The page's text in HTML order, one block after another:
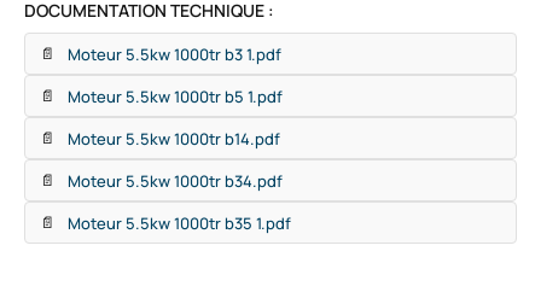
DOCUMENTATION TECHNIQUE :
📄 Moteur 5.5kw 1000tr b3 1.pdf
📄 Moteur 5.5kw 1000tr b5 1.pdf
📄 Moteur 5.5kw 1000tr b14.pdf
📄 Moteur 5.5kw 1000tr b34.pdf
📄 Moteur 5.5kw 1000tr b35 1.pdf